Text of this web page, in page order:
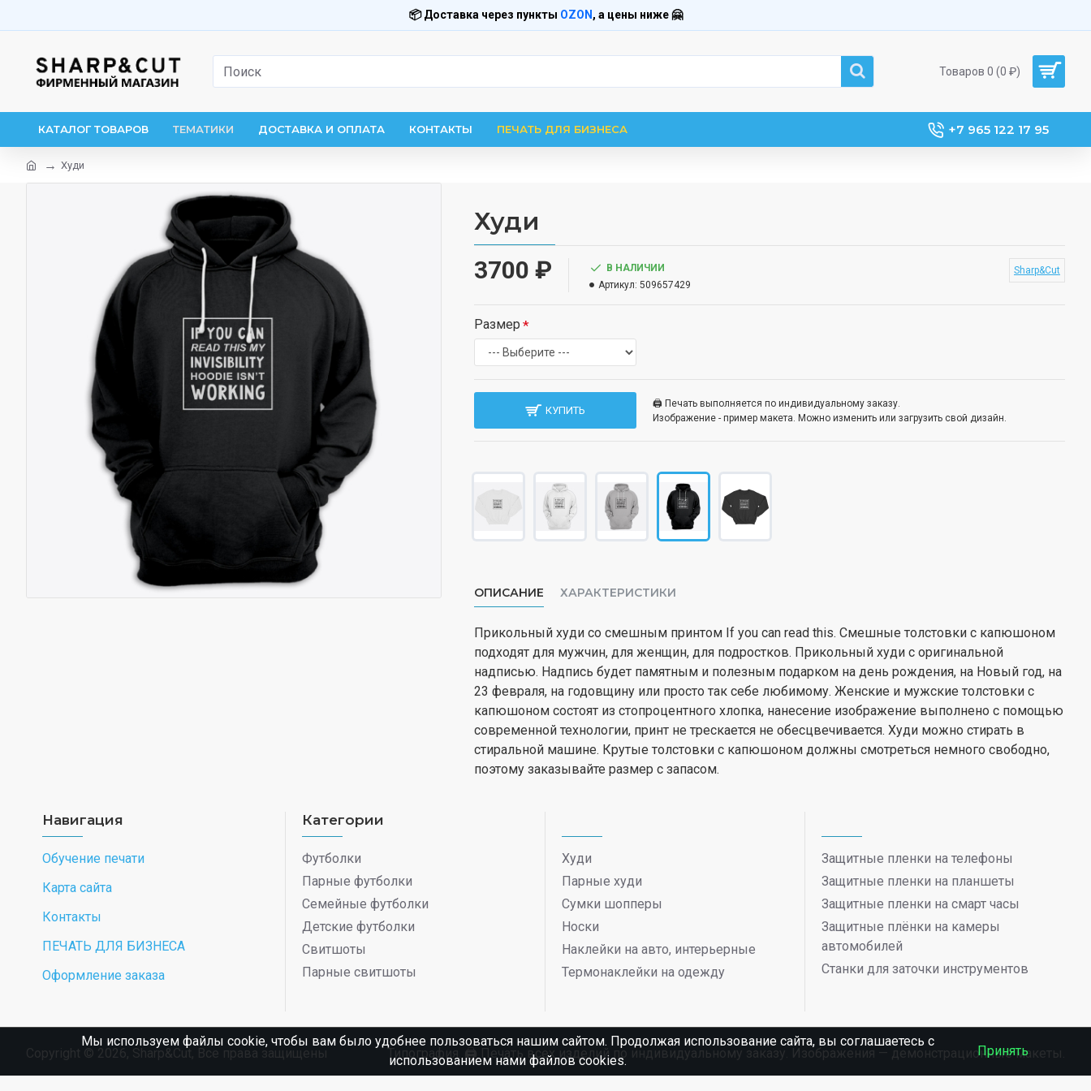
📦 Доставка через пункты OZON , а цены ниже 🤗
Товаров 0 (0 ₽)
КАТАЛОГ ТОВАРОВ ТЕМАТИКИ ДОСТАВКА И ОПЛАТА КОНТАКТЫ ПЕЧАТЬ ДЛЯ БИЗНЕСА +7 965 122 17 95
Худи
Худи
3700 ₽
В НАЛИЧИИ
Артикул: 509657429
Sharp&Cut
Размер
КУПИТЬ
🖨️ Печать выполняется по индивидуальному заказу.
Изображение - пример макета. Можно изменить или загрузить свой дизайн.
ОПИСАНИЕ ХАРАКТЕРИСТИКИ
Прикольный худи со смешным принтом If you can read this. Смешные толстовки с капюшоном
подходят для мужчин, для женщин, для подростков. Прикольный худи с оригинальной
надписью. Надпись будет памятным и полезным подарком на день рождения, на Новый год, на
23 февраля, на годовщину или просто так себе любимому. Женские и мужские толстовки с
капюшоном состоят из стопроцентного хлопка, нанесение изображение выполнено с помощью
современной технологии, принт не трескается не обесцвечивается. Худи можно стирать в
стиральной машине. Крутые толстовки с капюшоном должны смотреться немного свободно,
поэтому заказывайте размер с запасом.
Навигация
Обучение печати
Карта сайта
Контакты
ПЕЧАТЬ ДЛЯ БИЗНЕСА
Оформление заказа
Категории
Футболки
Парные футболки
Семейные футболки
Детские футболки
Свитшоты
Парные свитшоты
Худи
Парные худи
Сумки шопперы
Носки
Наклейки на авто, интерьерные
Термонаклейки на одежду
Защитные пленки на телефоны
Защитные пленки на планшеты
Защитные пленки на смарт часы
Защитные плёнки на камеры
автомобилей
Станки для заточки инструментов
Copyright © 2026, Sharp&Cut, Все права защищены Типография. 🖨️ Печать всех изделий по индивидуальному заказу. Изображения — демонстрационные макеты.
Мы используем файлы cookie, чтобы вам было удобнее пользоваться нашим сайтом. Продолжая использование сайта, вы соглашаетесь c
использованием нами файлов cookies.
Принять